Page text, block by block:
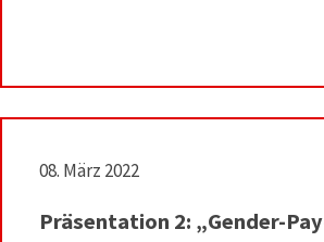
08. März 2022
Präsentation 2: „Gender-